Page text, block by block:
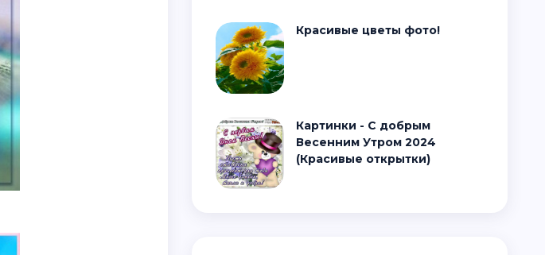
Красивые цветы фото!
Картинки - С добрым
Весенним Утром 2024
(Красивые открытки)